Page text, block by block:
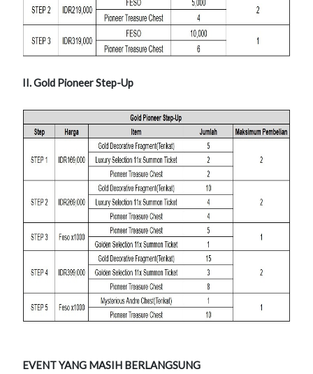
II. Gold Pioneer Step-Up
EVENT YANG MASIH BERLANGSUNG